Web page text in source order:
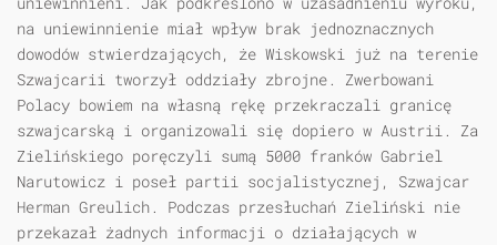
na uniewinnienie miał wpływ brak jednoznacznych
dowodów stwierdzających, że Wiskowski już na terenie
Szwajcarii tworzył oddziały zbrojne. Zwerbowani
Polacy bowiem na własną rękę przekraczali granicę
szwajcarską i organizowali się dopiero w Austrii. Za
Zielińskiego poręczyli sumą 5000 franków Gabriel
Narutowicz i poseł partii socjalistycznej, Szwajcar
Herman Greulich. Podczas przesłuchań Zieliński nie
przekazał żadnych informacji o działających w